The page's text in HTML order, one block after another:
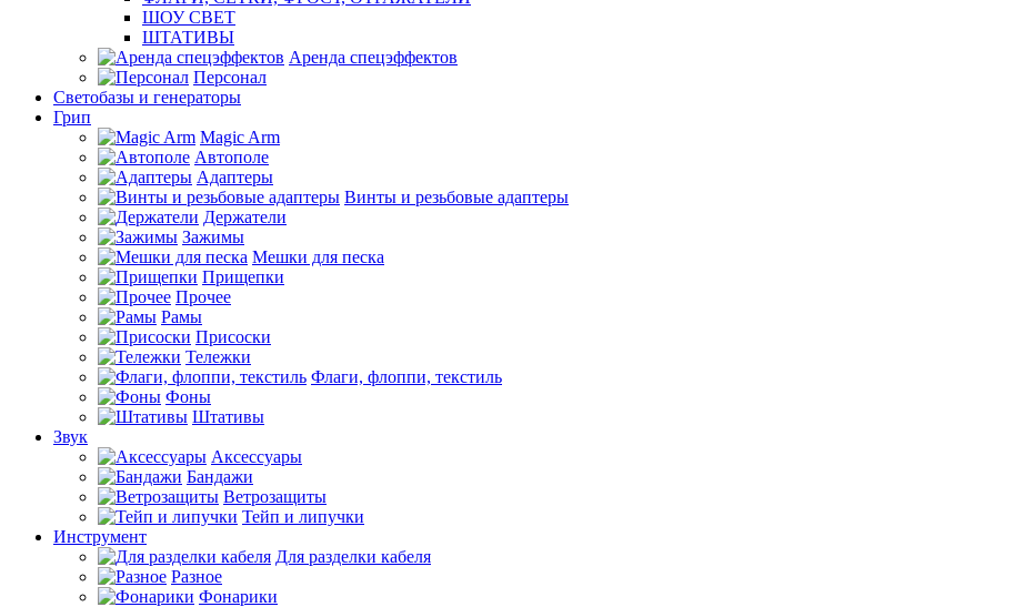
ШОУ СВЕТ
ШТАТИВЫ
Аренда спецэффектов
Персонал
Светобазы и генераторы
Грип
Magic Arm
Автополе
Адаптеры
Винты и резьбовые адаптеры
Держатели
Зажимы
Мешки для песка
Прищепки
Прочее
Рамы
Присоски
Тележки
Флаги, флоппи, текстиль
Фоны
Штативы
Звук
Аксессуары
Бандажи
Ветрозащиты
Тейп и липучки
Инструмент
Для разделки кабеля
Разное
Фонарики